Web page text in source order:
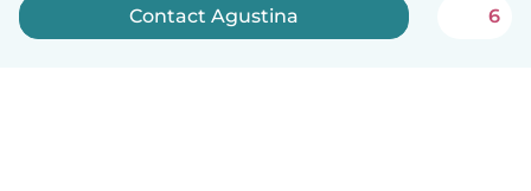
Contact Agustina 6